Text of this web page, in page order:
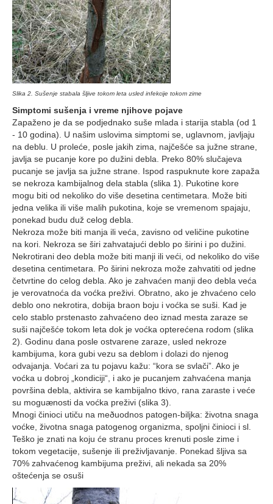
Slika 2. Sušenje stabala šljive tokom leta usled infekcije tokom zime
Simptomi sušenja i vreme njihove pojave
Zapaženo je da se podjednako suše mlada i starija stabla (od 1
- 10 godina). U našim uslovima simptomi se, uglavnom, javljaju
na deblu. U proleće, posle jakih zima, najčešće sa južne strane,
javlja se pucanje kore po dužini debla. Preko 80% slučajeva
pucanje se javlja sa južne strane. Ispod raspuknute kore zapaža
se nekroza kambijalnog dela stabla (slika 1). Pukotine kore
mogu biti od nekoliko do više desetina centimetara. Može biti
jedna velika ili više malih pukotina, koje se vremenom spajaju,
ponekad budu duž celog debla.
Nekroza može biti manja ili veća, zavisno od veličine pukotine
na kori. Nekroza se širi zahvatajući deblo po širini i po dužini.
Nekrotirani deo debla može biti manji ili veći, od nekoliko do više
desetina centimetara. Po širini nekroza može zahvatiti od jedne
četvrtine do celog debla. Ako je zahvaćen manji deo debla veća
je verovatnoća da voćka preživi. Obratno, ako je zhvaćeno celo
deblo ono nekrotira, dobija braon boju i voćka se suši. Kad je
celo stablo prstenasto zahvaćeno deo iznad mesta zaraze se
suši najčešće tokom leta dok je voćka opterećena rodom (slika
2). Godinu dana posle ostvarene zaraze, usled nekroze
kambijuma, kora gubi vezu sa deblom i dolazi do njenog
odvajanja. Voćari za tu pojavu kažu: “kora se svlači”. Ako je
voćka u dobroj „kondiciji“, i ako je pucanjem zahvaćena manja
površina debla, aktivira se kambijalno tkivo, rana zaraste i veće
su moguænosti da voćka preživi (slika 3).
Mnogi činioci utiču na meðuodnos patogen-biljka: životna snaga
voćke, životna snaga patogenog organizma, spoljni činioci i sl.
Teško je znati na koju će stranu proces krenuti posle zime i
tokom vegetacije, sušenje ili preživljavanje. Ponekad šljiva sa
70% zahvaćenog kambijuma preživi, ali nekada sa 20%
oštećenja se osuši